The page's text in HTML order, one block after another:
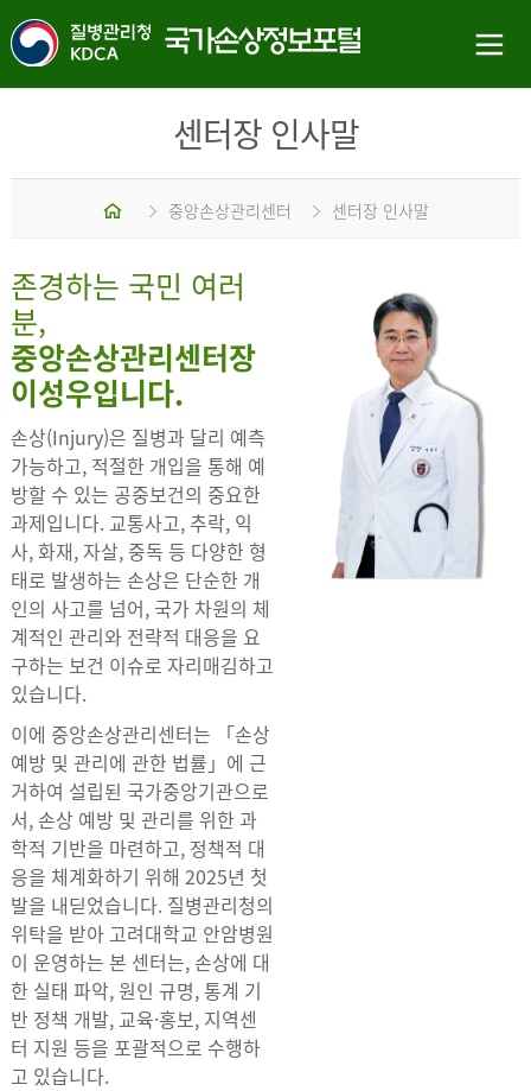
센터장 인사말
중앙손상관리센터 센터장 인사말
존경하는 국민 여러
분,
중앙손상관리센터장
이성우입니다.
손상(Injury)은 질병과 달리 예측
가능하고, 적절한 개입을 통해 예
방할 수 있는 공중보건의 중요한
과제입니다. 교통사고, 추락, 익
사, 화재, 자살, 중독 등 다양한 형
태로 발생하는 손상은 단순한 개
인의 사고를 넘어, 국가 차원의 체
계적인 관리와 전략적 대응을 요
구하는 보건 이슈로 자리매김하고
있습니다.
이에 중앙손상관리센터는 「손상
예방 및 관리에 관한 법률」에 근
거하여 설립된 국가중앙기관으로
서, 손상 예방 및 관리를 위한 과
학적 기반을 마련하고, 정책적 대
응을 체계화하기 위해 2025년 첫
발을 내딛었습니다. 질병관리청의
위탁을 받아 고려대학교 안암병원
이 운영하는 본 센터는, 손상에 대
한 실태 파악, 원인 규명, 통계 기
반 정책 개발, 교육·홍보, 지역센
터 지원 등을 포괄적으로 수행하
고 있습니다.